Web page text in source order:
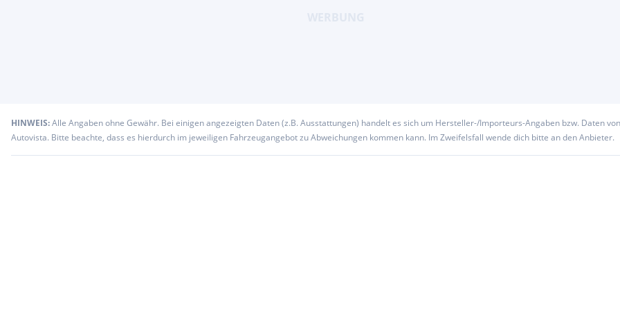
HINWEIS:Alle Angaben ohne Gewähr. Bei einigen angezeigten Daten (z.B. Ausstattungen) handelt es sich um Hersteller-/Importeurs-Angaben bzw. Daten von
Autovista. Bitte beachte, dass es hierdurch im jeweiligen Fahrzeugangebot zu Abweichungen kommen kann. Im Zweifelsfall wende dich bitte an den Anbieter.